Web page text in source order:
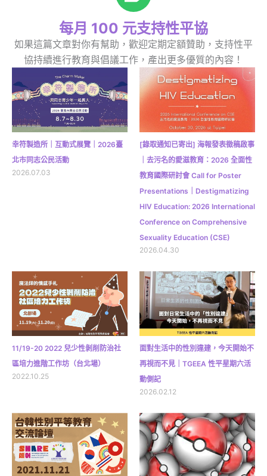
每月 100 元支持性平協
如果這篇文章對你有幫助，歡迎定期定額贊助，支持性平
協持續進行教育與倡議工作，產出更多優質的內容！
幸符製造所｜互動式展覽｜2026臺
北市同志公民活動
2026.07.03
[錄取通知已寄出] 海報發表徵稿啟事
｜去污名的愛滋教育：2026 全面性
教育國際研討會 Call for Poster
Presentations｜Destigmatizing
HIV Education: 2026 International
Conference on Comprehensive
Sexuality Education (CSE)
2026.04.30
11/19-20 2022 兒少性剝削防治社
區培力進階工作坊（台北場）
2022.10.25
面對生活中的性別違建，今天開始不
再視而不見｜TGEEA 性平星期六活
動側記
2026.02.12